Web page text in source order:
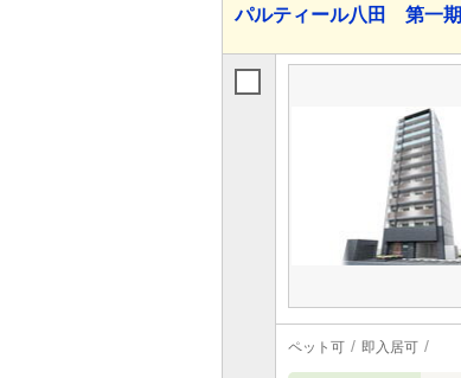
パルティール八田 第一期
ペット可 即入居可